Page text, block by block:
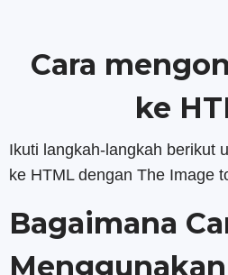
Cara
ke
Ikuti langkah-langkah berikut
ke HTML dengan The Image
Bagaimana